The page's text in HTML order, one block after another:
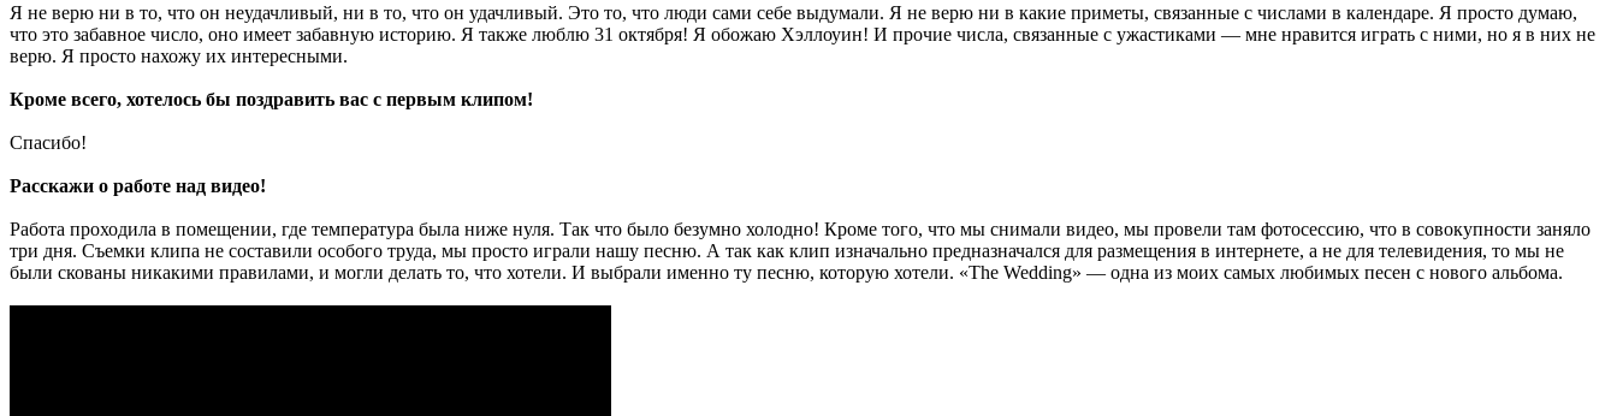
Я не верю ни в то, что он неудачливый, ни в то, что он удачливый. Это то, что люди сами себе выдумали. Я не верю ни в какие приметы, связанные с числами в календаре. Я просто думаю,
что это забавное число, оно имеет забавную историю. Я также люблю 31 октября! Я обожаю Хэллоуин! И прочие числа, связанные с ужастиками — мне нравится играть с ними, но я в них не
верю. Я просто нахожу их интересными.
Кроме всего, хотелось бы поздравить вас с первым клипом!
Спасибо!
Расскажи о работе над видео!
Работа проходила в помещении, где температура была ниже нуля. Так что было безумно холодно! Кроме того, что мы снимали видео, мы провели там фотосессию, что в совокупности заняло
три дня. Съемки клипа не составили особого труда, мы просто играли нашу песню. А так как клип изначально предназначался для размещения в интернете, а не для телевидения, то мы не
были скованы никакими правилами, и могли делать то, что хотели. И выбрали именно ту песню, которую хотели. «The Wedding» — одна из моих самых любимых песен с нового альбома.